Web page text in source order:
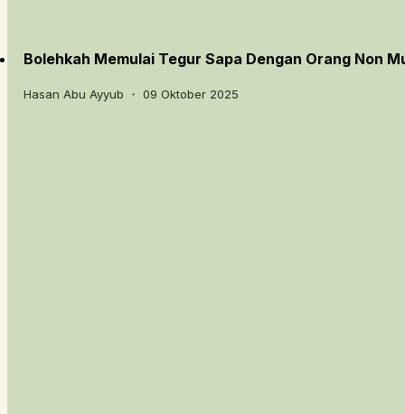
Bolehkah Memulai Tegur Sapa Dengan Orang Non
Hasan Abu Ayyub ・ 09 Oktober 2025